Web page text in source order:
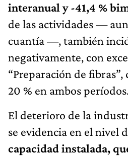
interanual y -41,4 %
de las actividades —
cuantía —, también
negativamente, con
“Preparación de fibras”,
20 % en ambos
El deterioro de la
se evidencia en el nivel
capacidad instalada,